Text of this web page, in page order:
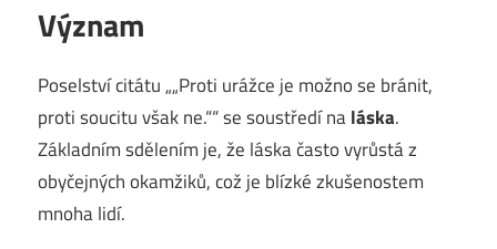
Význam
Poselství citátu „„Proti urážce je možno se bránit,
proti soucitu však ne.““ se soustředí naláska.
Základním sdělením je, že láska často vyrůstá z
obyčejných okamžiků, což je blízké zkušenostem
mnoha lidí.